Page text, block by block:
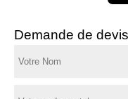
Demande de